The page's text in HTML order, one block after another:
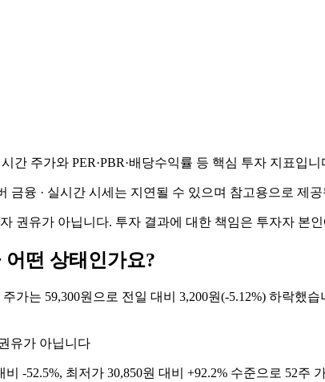
간 주가와 PER·PBR·배당수익률 등 핵심 투자 지표입니
금융 · 실시간 시세는 지연될 수 있으며 참고용으로 제
권유가 아닙니다. 투자 결과에 대한 책임은 투자자 본
어떤 상태인가요?
가는 59,300원으로 전일 대비 3,200원(-5.12%) 하락했
유가 아닙니다
비 -52.5%, 최저가 30,850원 대비 +92.2% 수준으로 52